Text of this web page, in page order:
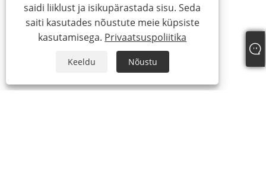
saidi liiklust ja isikupärastada sisu. Seda
saiti kasutades nõustute meie küpsiste
kasutamisega. Privaatsuspoliitika
Keeldu Nõustu